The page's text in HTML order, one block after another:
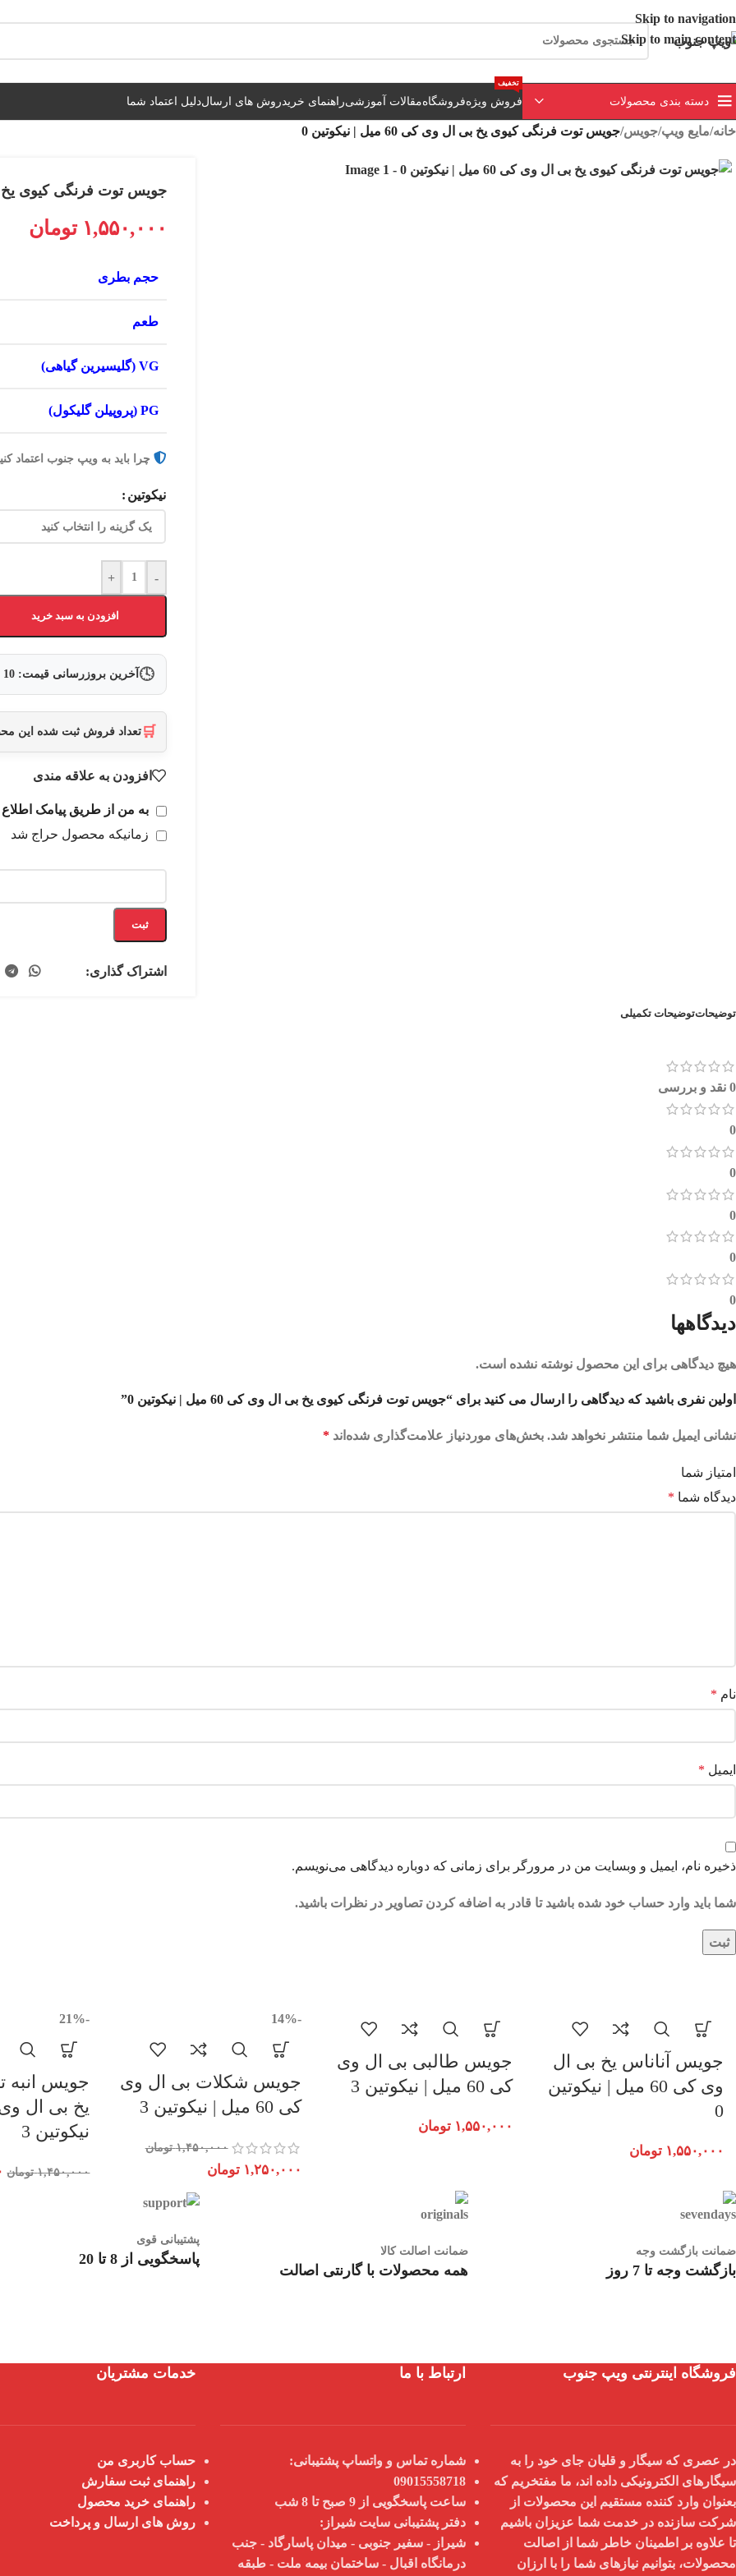
Skip to navigation
Skip to main content
دسته بندی محصولات فروش ویژه
تخفیف
فروشگاهمقالات آموزشیراهنمای خریدروش های ارسالدلیل اعتماد شما
خانه/مایع ویپ/جویس/جویس توت فرنگی کیوی یخ بی ال وی کی 60 میل | نیکوتین 0
جویس توت فرنگی کیوی یخ بی ال وی
۱,۵۵۰,۰۰۰ تومان
حجم بطری
طعم
VG (گلیسیرین گیاهی)
PG (پروپیلن گلیکول)
چرا باید به ویپ جنوب اعتماد
نیکوتین
-
+
افزودن به سبد خرید
🕓 آخرین بروزرسانی قیمت: 10 مرداد 1405
🛒 تعداد فروش ثبت شده این
افزودن به علاقه مندی
به من از طریق پیامک اطلاع
زمانیکه محصول حراج شد
ثبت
اشتراک گذاری:
توضیحاتتوضیحات تکمیلی
0 نقد و بررسی
0
0
0
0
0
دیدگاهها
هیچ دیدگاهی برای این محصول نوشته نشده است.
اولین نفری باشید که دیدگاهی را ارسال می کنید برای “جویس توت فرنگی کیوی یخ بی ال وی کی 60 میل | نیکوتین 0”
نشانی ایمیل شما منتشر نخواهد شد. بخش‌های موردنیاز علامت‌گذاری شده‌اند *
امتیاز شما
دیدگاه شما *
نام *
ایمیل *
ذخیره نام، ایمیل و وبسایت من در مرورگر برای زمانی که دوباره دیدگاهی می‌نویسم.
شما باید وارد حساب خود شده باشید تا قادر به اضافه کردن تصاویر در نظرات باشید.
جویس آناناس یخ بی ال
وی کی 60 میل | نیکوتین
0
۱,۵۵۰,۰۰۰ تومان
جویس طالبی بی ال وی
کی 60 میل | نیکوتین 3
۱,۵۵۰,۰۰۰ تومان
-14%
جویس شکلات بی ال وی
کی 60 میل | نیکوتین 3
۱,۴۵۰,۰۰۰ تومان
۱,۲۵۰,۰۰۰ تومان
-21%
جویس انبه
نیکوتین 3
۱,۴۵۰,۰۰۰ تومان
ضمانت بازگشت وجه
بازگشت وجه تا 7 روز
ضمانت اصالت کالا
همه محصولات با گارنتی اصالت
پشتیبانی قوی
پاسخگویی از 8 تا 20
فروشگاه اینترنتی ویپ جنوب
در عصری که سیگار و قلیان جای خود را به
سیگارهای الکترونیکی داده اند، ما مفتخریم که
بعنوان وارد کننده مستقیم این محصولات از
شرکت سازنده در خدمت شما عزیزان باشیم
تا علاوه بر اطمینان خاطر شما از
اصالت
محصولات، بتوانیم نیازهای شما را با ارزان
ارتباط با ما
شماره تماس و واتساپ پشتیبانی:
09015558718
ساعت پاسخگویی از 9 صبح تا 8 شب
دفتر پشتیبانی سایت شیراز:
شیراز - سفیر جنوبی - میدان پاسارگاد - جنب
درمانگاه اقبال - ساختمان بیمه ملت - طبقه
خدمات مشتریان
حساب کاربری من
راهنمای ثبت سفارش
راهنمای خرید محصول
روش های ارسال و پرداخت